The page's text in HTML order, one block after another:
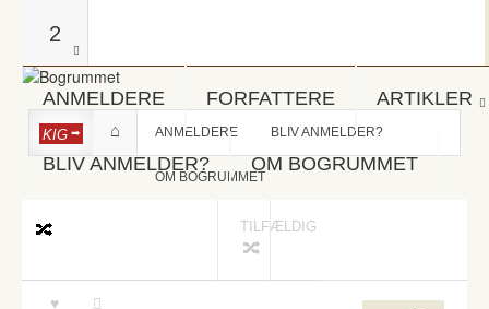
2
ANMELDERE FORFATTERE ARTIKLER
BLIV ANMELDER? OM BOGRUMMET
KIG ANMELDERE BLIV ANMELDER?
OM BOGRUMMET
TILFÆLDIG